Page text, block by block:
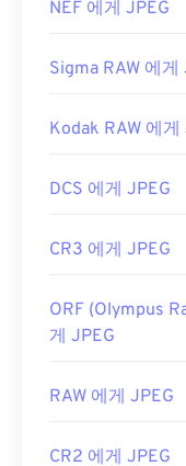
NEF 에게 JPEG
Sigma RAW 에게
Kodak RAW 에게
DCS 에게 JPEG
CR3 에게 JPEG
ORF (Olympus
게 JPEG
RAW 에게 JPEG
CR2 에게 JPEG